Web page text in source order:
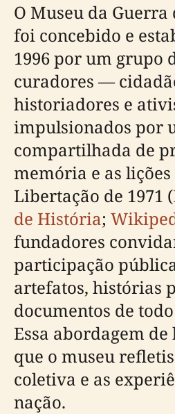
O Museu da
foi concebido e
1996 por um grupo
curadores —
historiadores e
impulsionados por
compartilhada de
memória e as
Libertação de 1971 (
de História;
fundadores
participação
artefatos, histórias
documentos de
Essa abordagem
que o museu
coletiva e as
nação.